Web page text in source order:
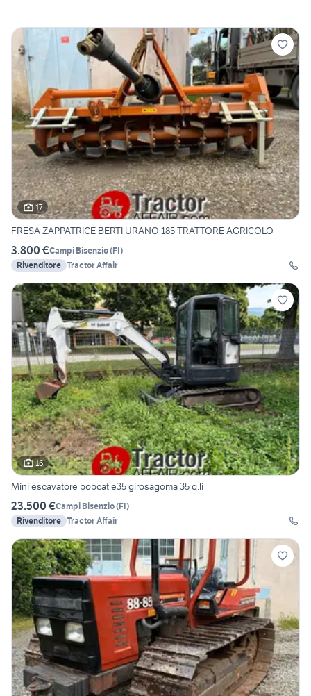
17
FRESA ZAPPATRICE BERTI URANO 185 TRATTORE AGRICOLO
3.800 €Campi Bisenzio(FI)
Rivenditore Tractor Affair
16
Mini escavatore bobcat e35 girosagoma 35 q.li
23.500 €Campi Bisenzio(FI)
Rivenditore Tractor Affair